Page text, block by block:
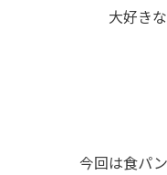
大好き
今回は食パ